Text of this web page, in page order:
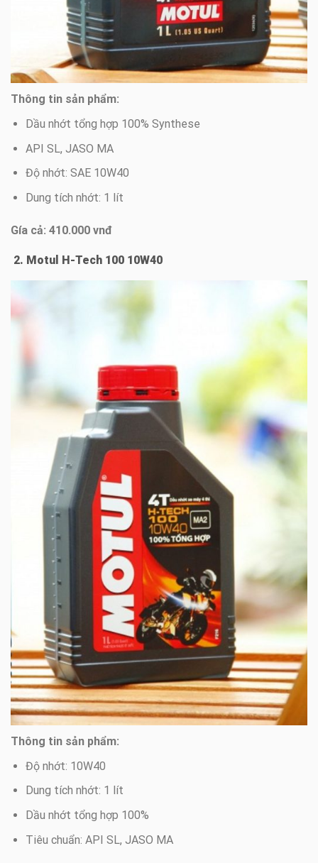
Thông tin sản phẩm:
Dầu nhớt tổng hợp 100% Synthese
API SL, JASO MA
Độ nhớt: SAE 10W40
Dung tích nhớt: 1 lít
Gía cả: 410.000 vnđ
2. Motul H-Tech 100 10W40
Thông tin sản phẩm:
Độ nhớt: 10W40
Dung tích nhớt: 1 lít
Dầu nhớt tổng hợp 100%
Tiêu chuẩn: API SL, JASO MA